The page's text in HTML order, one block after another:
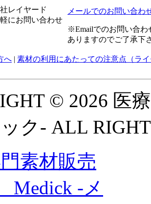
レイヤード
にお問い合わせ
メールでのお問い合わ
※Emailでのお問い合わ
ありますのでご了承下
へ | 素材の利用にあたっての注意点（ラ
© 2026 医
ク- ALL RIGHT